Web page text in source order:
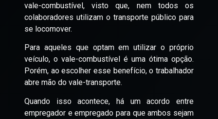
vale-combustível, visto que, nem todos os
colaboradores utilizam o transporte público para
se locomover.
Para aqueles que optam em utilizar o próprio
veículo, o vale-combustível é uma ótima opção.
Porém, ao escolher esse benefício, o trabalhador
abre mão do vale-transporte.
Quando isso acontece, há um acordo entre
empregador e empregado para que ambos sejam